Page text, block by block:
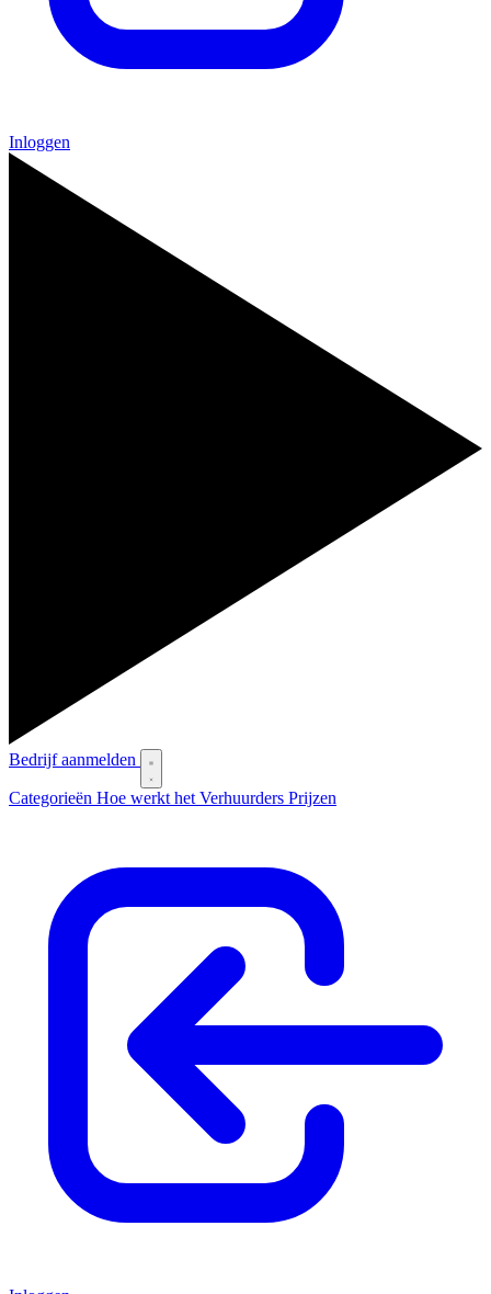
Inloggen
Bedrijf aanmelden
Categorieën Hoe werkt het Verhuurders Prijzen